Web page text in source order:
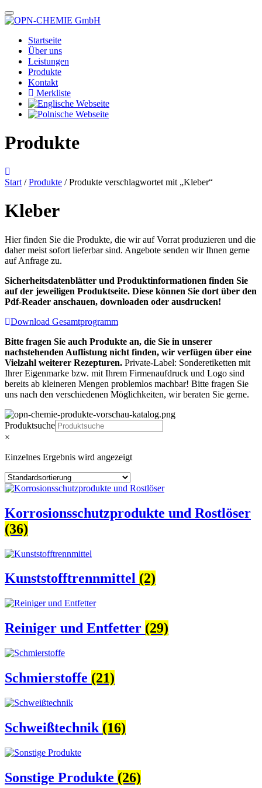
Startseite
Über uns
Leistungen
Produkte
Kontakt
Merkliste
Produkte
Start /Produkte / Produkte verschlagwortet mit „Kleber“
Kleber
Hier finden Sie die Produkte, die wir auf Vorrat produzieren und die
daher meist sofort lieferbar sind. Angebote senden wir Ihnen gerne
auf Anfrage zu.
Sicherheitsdatenblätter und Produktinformationen finden Sie
auf der jeweiligen Produktseite. Diese können Sie dort über den
Pdf-Reader anschauen, downloaden oder ausdrucken!
Download Gesamtprogramm
Bitte fragen Sie auch Produkte an, die Sie in unserer
nachstehenden Auflistung nicht finden, wir verfügen über eine
Vielzahl weiterer Rezepturen. Private-Label: Sonderetiketten mit
Ihrer Eigenmarke bzw. mit Ihrem Firmenaufdruck und Logo sind
bereits ab kleineren Mengen problemlos machbar! Bitte fragen Sie
uns nach den verschiedenen Möglichkeiten, wir beraten Sie gerne.
Produktsuche
×
Einzelnes Ergebnis wird angezeigt
Korrosionsschutzprodukte und Rostlöser
(36)
Kunststofftrennmittel (2)
Reiniger und Entfetter (29)
Schmierstoffe (21)
Schweißtechnik (16)
Sonstige Produkte (26)